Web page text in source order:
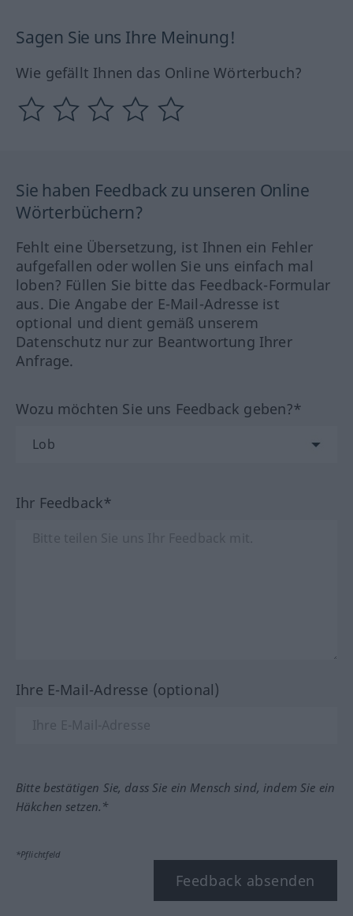
Sagen Sie uns Ihre Meinung!
Wie gefällt Ihnen das Online Wörterbuch?
Sie haben Feedback zu unseren Online
Wörterbüchern?
Fehlt eine Übersetzung, ist Ihnen ein Fehler
aufgefallen oder wollen Sie uns einfach mal
loben? Füllen Sie bitte das Feedback-Formular
aus. Die Angabe der E-Mail-Adresse ist
optional und dient gemäß unserem
Datenschutz nur zur Beantwortung Ihrer
Anfrage.
Wozu möchten Sie uns Feedback geben?*
Ihr Feedback*
Ihre E-Mail-Adresse (optional)
Bitte bestätigen Sie, dass Sie ein Mensch sind, indem Sie ein
Häkchen setzen.*
*Pflichtfeld
Feedback absenden